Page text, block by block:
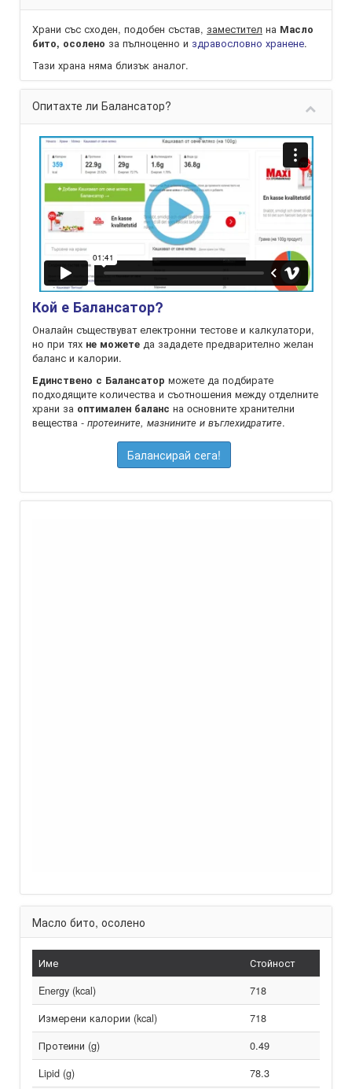
Храни със сходен, подобен състав, заместител на Масло
бито, осолено за пълноценно и здравословно хранене.
Тази храна няма близък аналог.
Опитахте ли Балансатор?
Кой е Балансатор?
Оналайн съществуват електронни тестове и калкулатори,
но при тях не можете да зададете предварително желан
баланс и калории.
Единствено с Балансатор можете да подбирате
подходящите количества и съотношения между отделните
храни за оптимален баланс на oсновните хранителни
вещества - протеините, мазнините и въглехидратите.
Балансирай сега!
Масло бито, осолено
Име
Стойност
Energy (kcal)
718
Измерени калории (kcal)
718
Протеини (g)
0.49
Lipid (g)
78.3